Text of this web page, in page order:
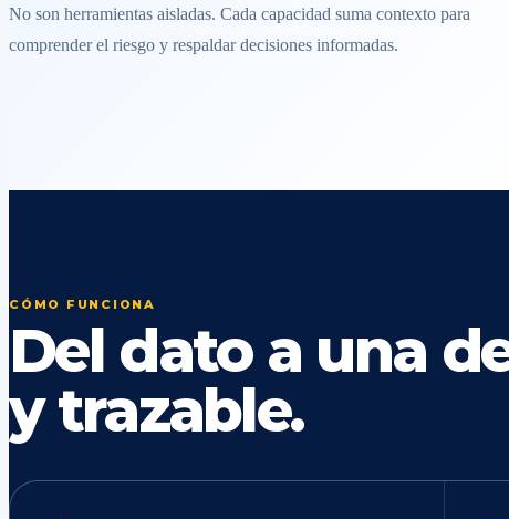
No son herramientas aisladas. Cada capacidad suma contexto para
comprender el riesgo y respaldar decisiones informadas.
CÓMO FUNCIONA
Del dato a una
y trazable.